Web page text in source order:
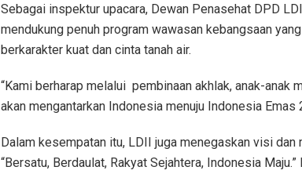
Sebagai inspektur upacara, Dewan Penasehat DPD
mendukung penuh program wawasan kebangsaan
berkarakter kuat dan cinta tanah air.
“Kami berharap melalui pembinaan akhlak, anak-anak
akan mengantarkan Indonesia menuju Indonesia Emas
Dalam kesempatan itu, LDII juga menegaskan visi
“Bersatu, Berdaulat, Rakyat Sejahtera, Indonesia